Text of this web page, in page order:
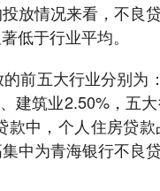
放情况来看，不良
低于行业平均。
前五大行业分别
建筑业2.50%，五
中，个人住房贷
中为青海银行不良